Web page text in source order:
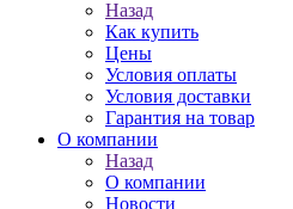
Назад
Как купить
Цены
Условия оплаты
Условия доставки
Гарантия на товар
О компании
Назад
О компании
Новости